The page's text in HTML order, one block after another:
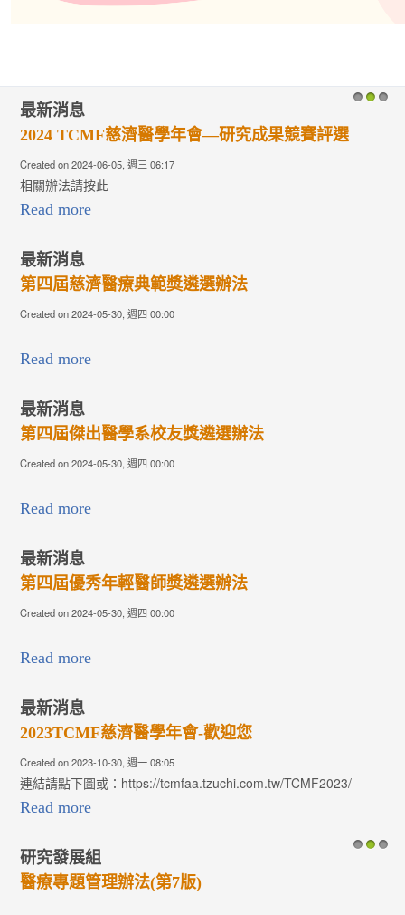
最新消息
2024 TCMF慈濟醫學年會—研究成果競賽評選
Created on 2024-06-05, 週三 06:17
相關辦法請按此
Read more
最新消息
第四屆慈濟醫療典範獎遴選辦法
Created on 2024-05-30, 週四 00:00
Read more
最新消息
第四屆傑出醫學系校友獎遴選辦法
Created on 2024-05-30, 週四 00:00
Read more
最新消息
第四屆優秀年輕醫師獎遴選辦法
Created on 2024-05-30, 週四 00:00
Read more
最新消息
2023TCMF慈濟醫學年會-歡迎您
Created on 2023-10-30, 週一 08:05
連結請點下圖或：https://tcmfaa.tzuchi.com.tw/TCMF2023/
Read more
研究發展組
醫療專題管理辦法(第7版)